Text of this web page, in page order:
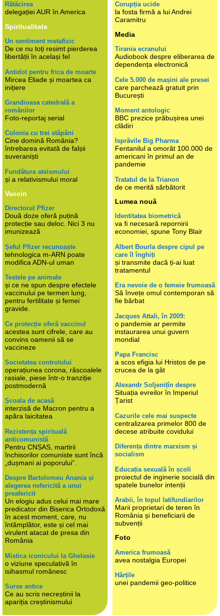
Rătăcirea
delegației AUR în America
Spiritualitate
Un sentiment metafizic
De ce nu toți resimt pierderea
libertății în același fel
Antidot pentru frica de moarte
Mircea Eliade și moartea ca
inițiere
Grandioasa catedrală a
românilor
Foto-reportaj serial
Colonia cu trei stăpâni
Cine domină România?
întrebarea evitată de falșii
suveraniști
Fundătura ateismului
și a relativismului moral
Vaccin
Directorul Pfizer
Două doze oferă puțină
protecție sau deloc. Nici 3 nu
imunizează
Șeful Pfizer recunoaște
tehnologica m-ARN poate
modifica ADN-ul uman
Testele pe animale
și ce ne spun despre efectele
vaccinului pe termen lung,
pentru fertilitate și femei
gravide.
Ce protecție oferă vaccinul
acestea sunt cifrele, care au
convins oamenii să se
vaccineze
Societatea controlului
operațiunea corona, răscoalele
rasiale, piese într-o tranziție
postmodernă
Școala de acasă
interzisă de Macron pentru a
apăra laicitatea
Rezistența spirituală
anticomunistă
Pentru CNSAS, martirii
închisorilor comuniste sunt încă
„dușmani ai poporului”.
Despre Bartolomeu Anania și
alegerea nefericită a unui
preafericit
Un elogiu adus celui mai mare
predicator din Biserica Ortodoxă
în acest moment, care, nu
întâmplător, este și cel mai
virulent atacat de presa din
România
Mistica iconicului la Ghelasie
o viziune speculativă în
isihasmul românesc
Surse antice
Ce au scris necreștinii la
apariția creștinismului
Corupția ucide
la fosta firmă a lui Andrei
Caramitru
Media
Tirania ecranului
Audiobook despre eliberarea de
dependența electronică
Cele 5.000 de mașini ale presei
care parchează gratuit prin
București
Moment antologic
BBC prezice prăbușirea unei
clădiri
Isprăvile Big Pharma
Fentanilul a omorât 100.000 de
americani în primul an de
pandemie
Tratatul de la Trianon
de ce merită sărbătorit
Lumea nouă
Identitatea biometrică
va fi necesară repornirii
economiei, spune Tony Blair
Albert Bourla despre cipul pe
care îl înghiți
și transmite dacă ți-ai luat
tratamentul
Era nevoie de o femeie frumoasă
Să învețe omul contemporan să
fie bărbat
Jacques Attali, în 2009:
o pandemie ar permite
instaurarea unui guvern
mondial
Papa Francisc
a scos efigia lui Hristos de pe
crucea de la gât
Alexandr Soljenițîn despre
Situația evreilor în Imperiul
Țarist
Cazurile cele mai suspecte
centralizarea primelor 800 de
decese atribuite covidului
Diferența dintre marxism și
socialism
Educația sexuală în școli
proiectul de inginerie socială din
spatele bunelor intenții
Arabii, în topul latifundiarilor
Marii proprietari de teren în
România și beneficiarii de
subvenții
Foto
America frumoasă
avea nostalgia Europei
Hărțile
unei pandemii geo-politice